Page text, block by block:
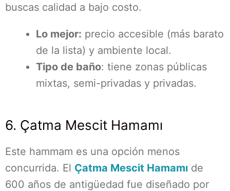
buscas calidad a bajo costo.
Lo mejor: precio accesible (más barato
de la lista) y ambiente local.
Tipo de baño: tiene zonas públicas
mixtas, semi-privadas y privadas.
6. Çatma Mescit Hamamı
Este hammam es una opción menos
concurrida. El Çatma Mescit Hamamı de
600 años de antigüedad fue diseñado por